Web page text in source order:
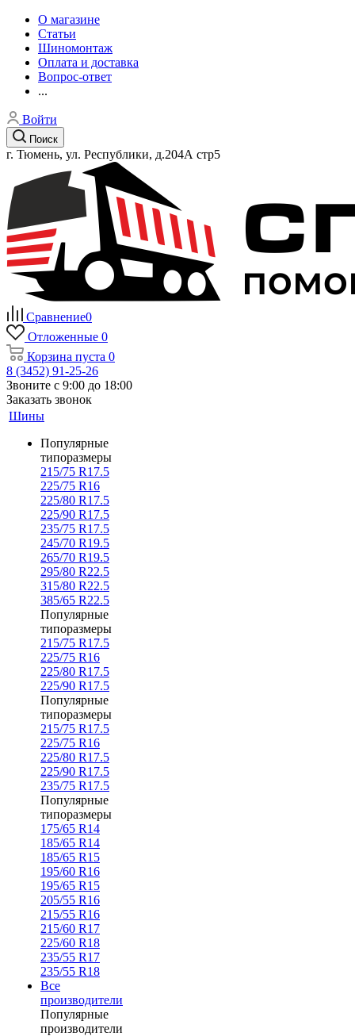
О магазине
Статьи
Шиномонтаж
Оплата и доставка
Вопрос-ответ
...
Войти
Поиск
г. Тюмень, ул. Республики, д.204А стр5
Сравнение0
Отложенные 0
Корзина пуста 0
8 (3452) 91-25-26
Звоните с 9:00 до 18:00
Заказать звонок
Шины
Популярные
типоразмеры
215/75 R17.5
225/75 R16
225/80 R17.5
225/90 R17.5
235/75 R17.5
245/70 R19.5
265/70 R19.5
295/80 R22.5
315/80 R22.5
385/65 R22.5
Популярные
типоразмеры
215/75 R17.5
225/75 R16
225/80 R17.5
225/90 R17.5
Популярные
типоразмеры
215/75 R17.5
225/75 R16
225/80 R17.5
225/90 R17.5
235/75 R17.5
Популярные
типоразмеры
175/65 R14
185/65 R14
185/65 R15
195/60 R16
195/65 R15
205/55 R16
215/55 R16
215/60 R17
225/60 R18
235/55 R17
235/55 R18
Все
производители
Популярные
производители